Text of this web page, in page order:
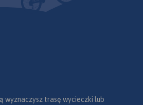
wyznaczysz trasę wycieczki lub